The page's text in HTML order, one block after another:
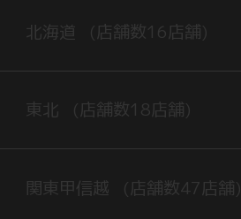
北海道 (店舗数 16店舗)
東北 (店舗数 18店舗)
関東甲信越 (店舗数47店舗)